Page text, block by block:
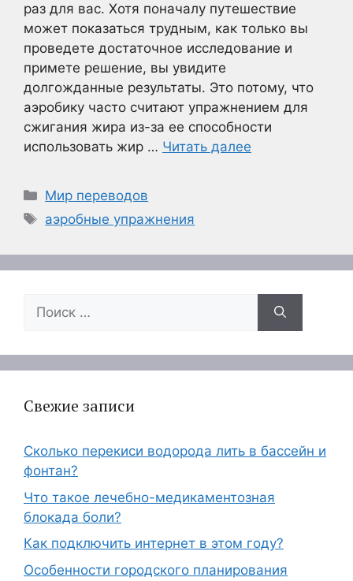
раз для вас. Хотя поначалу путешествие
может показаться трудным, как только вы
проведете достаточное исследование и
примете решение, вы увидите
долгожданные результаты. Это потому, что
аэробику часто считают упражнением для
сжигания жира из-за ее способности
использовать жир … Читать далее
Рубрики
Мир переводов
Метки
аэробные упражнения
Поиск:
Свежие записи
Сколько перекиси водорода лить в бассейн и
фонтан?
Что такое лечебно-медикаментозная
блокада боли?
Как подключить интернет в этом году?
Особенности городского планирования